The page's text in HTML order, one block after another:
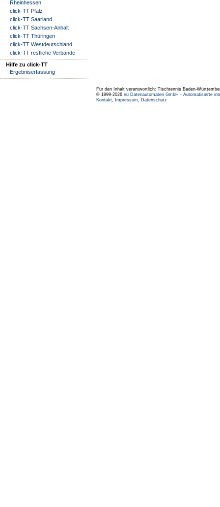
Rheinhessen
click-TT Pfalz
click-TT Saarland
click-TT Sachsen-Anhalt
click-TT Thüringen
click-TT Westdeutschland
click-TT restliche Verbände
Hilfe zu click-TT
Ergebniserfassung
Für den Inhalt verantwortlich: Tischtennis Baden-
© 1999-2026 nu Datenautomaten GmbH - Automatisierte
Kontakt, Impressum, Datenschutz